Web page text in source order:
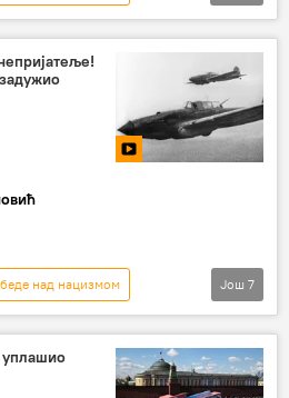
Србија – политика
Си Ђинпинг
над нацизмом
Србија – друштво
Још 7
уплашио